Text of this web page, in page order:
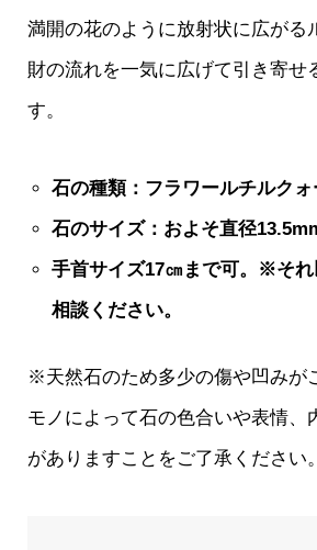
満開の花のように放射状に広がる
財の流れを一気に広げて引き寄せ
す。
石の種類：フラワールチルクォ
石のサイズ：およそ直径
手首サイズ17㎝まで可。※そ
相談ください。
※天然石のため多少の傷や凹みが
モノによって石の色合いや表情、
がありますことをご了承ください。